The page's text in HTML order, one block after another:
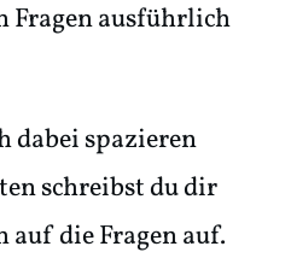
Fragen ausführlich
dabei spazieren
schreibst du dir
auf die Fragen auf.